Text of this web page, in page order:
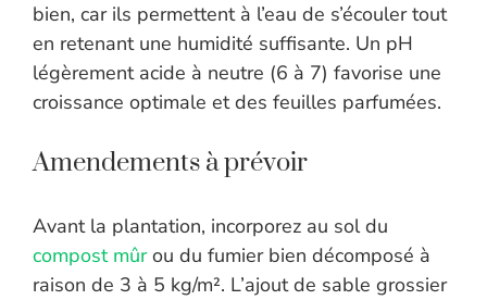
bien, car ils permettent à l’eau de s’écouler tout
en retenant une humidité suffisante. Un pH
légèrement acide à neutre (6 à 7) favorise une
croissance optimale et des feuilles parfumées.
Amendements à prévoir
Avant la plantation, incorporez au sol du
compost mûrou du fumier bien décomposé à
raison de 3 à 5 kg/m². L’ajout de sable grossier